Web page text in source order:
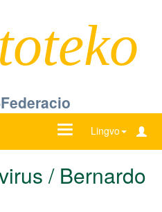
Lingvo
Ŝanĝu
/ Bernardo